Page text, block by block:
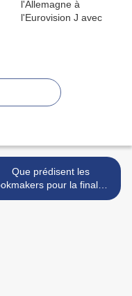
Que prédisent les
pour la finale ?
>